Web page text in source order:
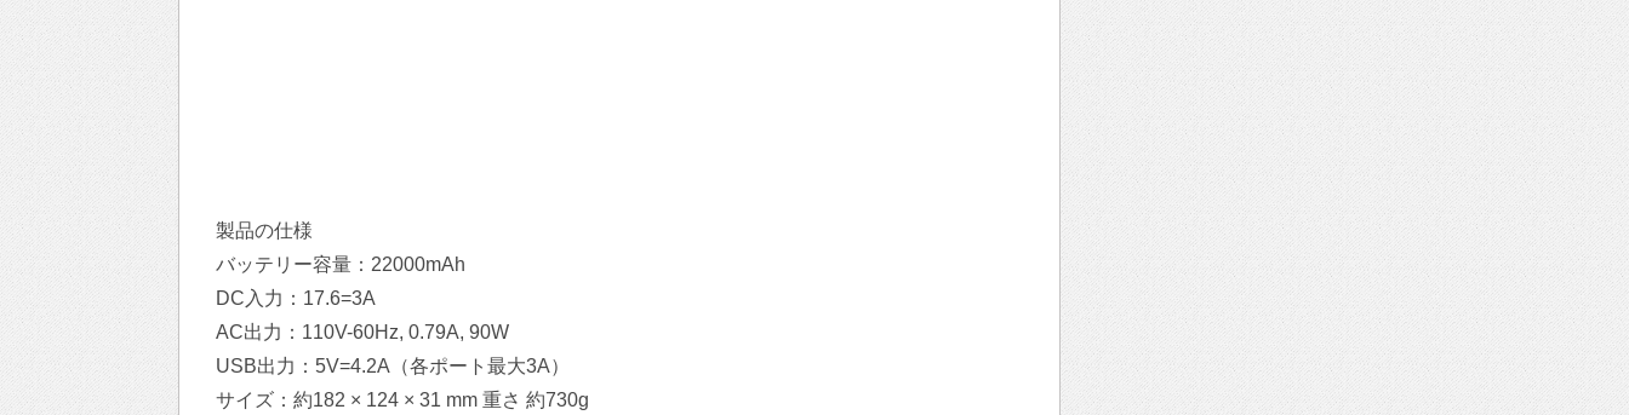
製品の仕様
バッテリー容量：22000mAh
DC入力：17.6=3A
AC出力：110V-60Hz, 0.79A, 90W
USB出力：5V=4.2A（各ポート最大3A）
サイズ：約182 × 124 × 31 mm 重さ 約730g